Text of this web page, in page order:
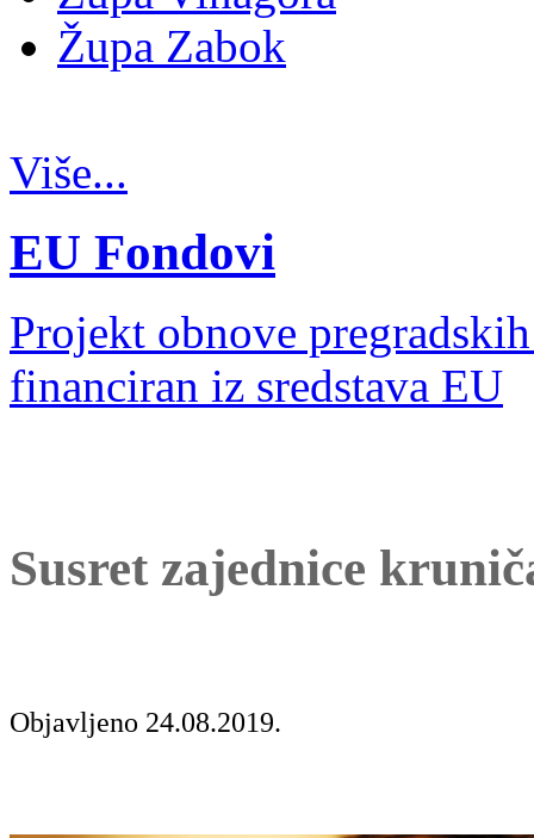
Župa Zabok
Više...
EU Fondovi
Projekt obnove
financiran iz sredstava EU
Susret zajednice
Objavljeno 24.08.2019.